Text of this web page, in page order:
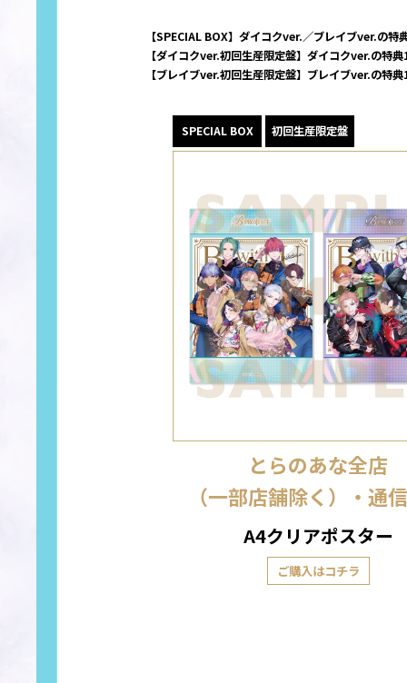
【SPECIAL BOX】ダイコクver.／ブレイブver.の特
【ダイコクver.初回生産限定盤】ダイコクver.の特
【ブレイブver.初回生産限定盤】ブレイブver.の特
SPECIAL BOX 初回生産限定盤
とらのあな全店
（一部店舗除く）・通
A4クリアポスター
ご購入はコチラ